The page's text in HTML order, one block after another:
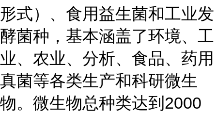
形式）、食用益生菌和工业发
酵菌种，基本涵盖了环境、工
业、农业、分析、食品、药用
真菌等各类生产和科研微生
物。微生物总种类达到2000